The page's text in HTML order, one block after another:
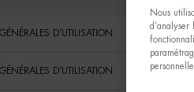
D’UTILISATION
D’UTILISATION
Nous
d’analyser